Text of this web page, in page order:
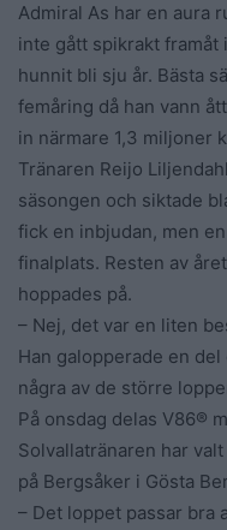
Admiral As har en aura
inte gått spikrakt framåt
hunnit bli sju år. Bästa
femåring då han vann
in närmare 1,3 miljoner
Tränaren Reijo
säsongen och siktade
fick en inbjudan, men
finalplats. Resten av
hoppades på.
– Nej, det var en liten
Han galopperade en
några av de större
På onsdag delas V86®
Solvallatränaren har
på Bergsåker i Gösta
– Det loppet passar bra